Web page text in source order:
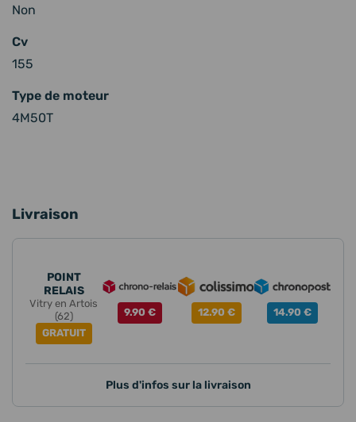
Non
Cv
155
Type de moteur
4M50T
Livraison
POINT
RELAIS
Vitry en Artois
(62)
GRATUIT
9.90 € 12.90 € 14.90 €
Plus d'infos sur la livraison